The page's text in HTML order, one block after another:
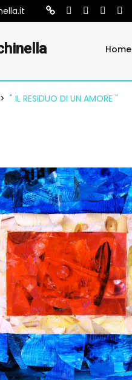
Home
" IL RESIDUO DI UN AMORE "